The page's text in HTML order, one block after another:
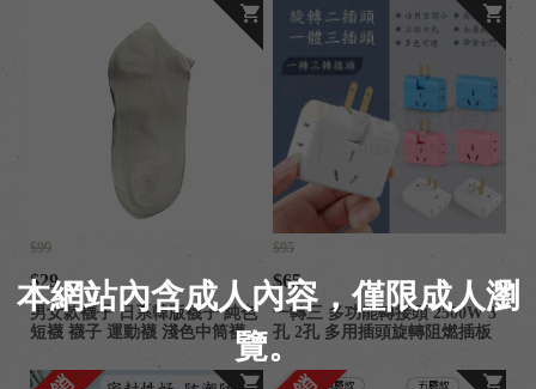
$99
$29
男女款襪子 日系韓版襪子 純色
短襪 襪子 運動襪 淺色中筒襪
$95
$65
一轉三 多功能轉接頭 2500W 3
孔 2孔 多用插頭旋轉阻燃插板
本網站內含成人內容，僅限成人瀏
覽。